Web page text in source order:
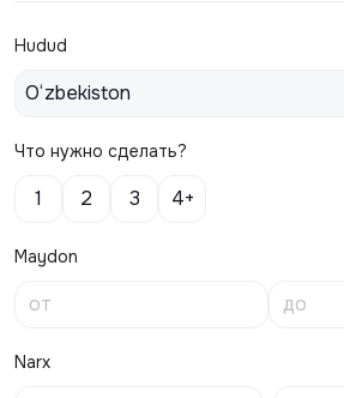
Hudud
O‘zbekiston
Что нужно сделать?
1 2 3 4+
Maydon
Narx